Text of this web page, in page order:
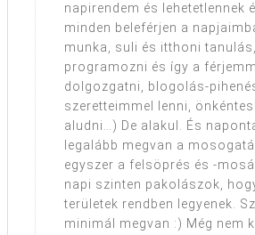
napirendem és lehetetlennek
minden beleférjen a
munka, suli és itthoni
programozni és így a
dolgozgatni, blogolás-
szeretteimmel lenni,
aludni…) De alakul. És
legalább megvan a
egyszer a felsöprés és -
napi szinten pakolászok,
területek rendben legyenek.
minimál megvan :) Még nem